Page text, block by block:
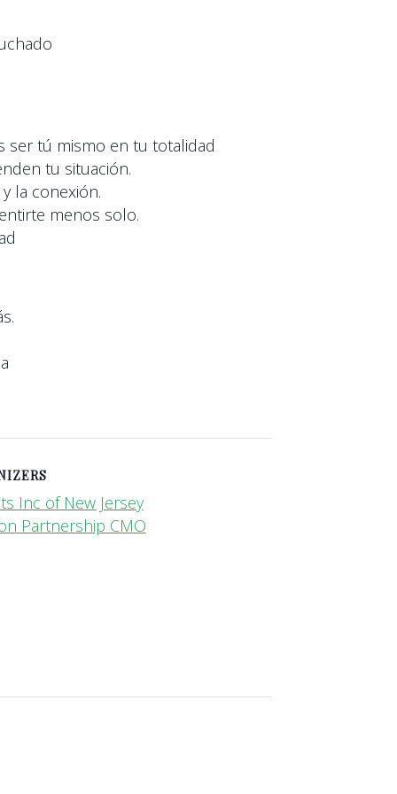
ser tú mismo en tu totalidad
tu situación.
la conexión.
menos solo.
Inc of New Jersey
Partnership CMO